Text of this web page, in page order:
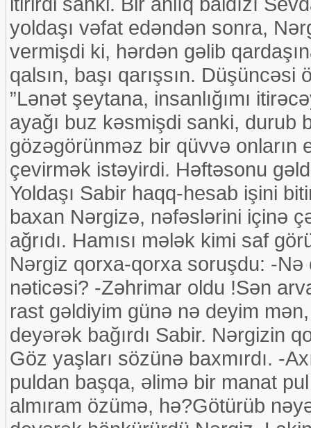
yoldaşı vəfat edəndən sonra,
vermişdi ki, hərdən gəlib
qalsın, başı qarışsın.
”Lənət şeytana, insanlığımı
ayağı buz kəsmişdi sanki, durub
gözəgörünməz bir qüvvə onların
çevirmək istəyirdi. Həftəsonu
Yoldaşı Sabir haqq-hesab işini
baxan Nərgizə, nəfəslərini içinə
ağrıdı. Hamısı mələk kimi saf
Nərgiz qorxa-qorxa soruşdu: -Nə
nəticəsi? -Zəhrimar oldu !Sən
rast gəldiyim günə nə deyim
deyərək bağırdı Sabir. Nərgizin
Göz yaşları sözünə baxmırdı. -
puldan başqa, əlimə bir manat
almıram özümə, hə?Götürüb